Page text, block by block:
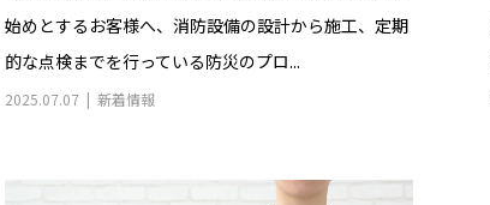
始めとするお客様へ、消防設備の設計から施工、定期
的な点検までを行っている防災のプロ...
2025.07.07 新着情報